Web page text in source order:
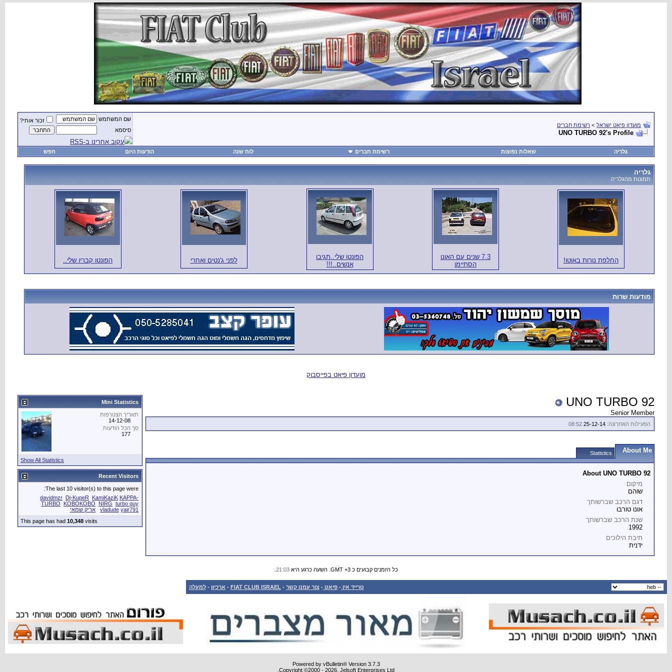
מועדון פיאט ישראל > רשימת חברים
UNO TURBO 92's Profile
שם המשתמש
זכור אותי?
סיסמא
עקוב אחרינו ב-RSS
גלריה שאלות נפוצות רשימת חברים לוח שנה הודעות היום חפש
גלריה
תמונות מהגלריה
החלפת נורות באוטו!
7.3 שנים עם האונו
הסתיימו
הפונטו שלי..תגיבו
אנשים..!!!
לפני ג'נטים ואחרי הפונטו קבריו שלי..
מודעות שרות
מועדון פיאט בפייסבוק
UNO TURBO 92
Senior Member
הפעילות האחרונה: 08:52
About Me
Statistics
About UNO TURBO 92
מיקום
שוהם
דגם הרכב שברשותך
אונו טורבו
שנת הרכב שברשותך
1992
תיבת הילוכים
ידנית
Mini Statistics
תאריך הצטרפות
14-12-08
סך הכל הודעות
177
Show All Statistics
Recent Visitors
The last 10 visitor(s) to this page were:
davidmzr Dj-KupeR KamiKaziK KAPPA-
TURBO
KOBOKOBO NIRG turbo guy
vladude yair791
אריק שמאי
This page has had 10,348 visits
כל הזמנים קבועים כ GMT +3. השעה כרגע היא 21:03
טרייד אין - פיאט - צור עמנו קשר -
FIAT CLUB ISRAEL
- ארכיון - למעלה
Powered by vBulletin® Version 3.7.3
Copyright ©2000 - 2026, Jelsoft Enterprises Ltd.